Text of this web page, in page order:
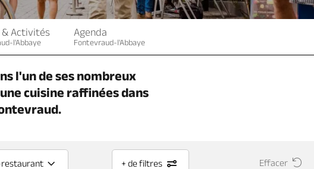
Activités
l'Abbaye
Agenda
Fontevraud-l'Abbaye
l'un de ses nombreux
cuisine raffinées dans
+ de filtres Effacer